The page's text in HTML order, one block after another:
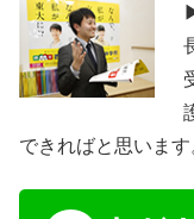
できればと思います